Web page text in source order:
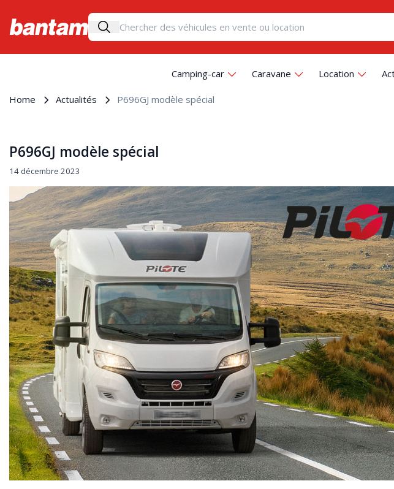
Camping-car Caravane Location
Home Actualités P696GJ modèle spécial
P696GJ modèle spécial
14 décembre 2023